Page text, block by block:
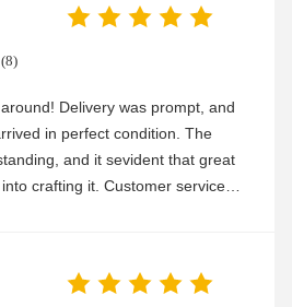
Delivery was prompt, and
in perfect condition. The
and it sevident that great
crafting it. Customer service